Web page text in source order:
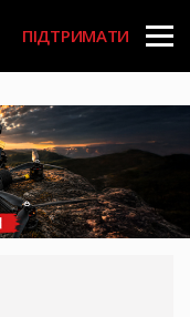
User
account
menu
ПІДТРИМАТИ